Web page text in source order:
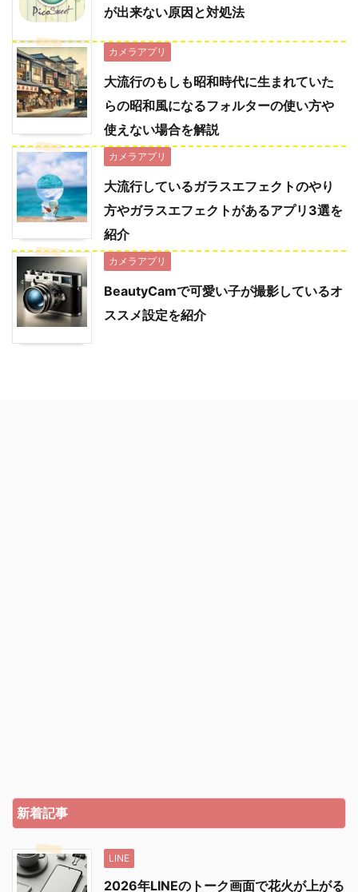
が出来ない原因と対処法
カメラアプリ
大流行のもしも昭和時代に生まれていた
らの昭和風になるフォルターの使い方や
使えない場合を解説
カメラアプリ
大流行しているガラスエフェクトのやり
方やガラスエフェクトがあるアプリ3選を
紹介
カメラアプリ
BeautyCamで可愛い子が撮影しているオ
ススメ設定を紹介
新着記事
LINE
2026年LINEのトーク画面で花火が上がる